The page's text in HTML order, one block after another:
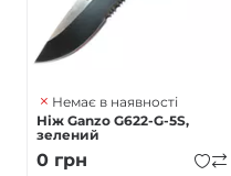
Немає в наявності
Ніж Ganzo G622-G-5S,
зелений
0 грн